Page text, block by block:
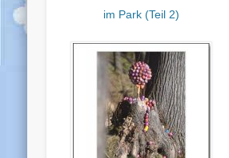
im Park (Teil 2)